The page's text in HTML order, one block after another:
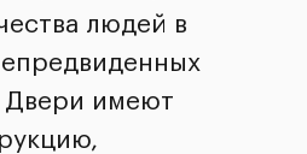
людей в
Двери имеют